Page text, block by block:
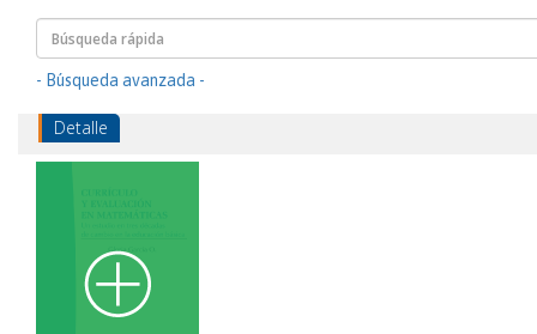
- Búsqueda avanzada -
Detalle